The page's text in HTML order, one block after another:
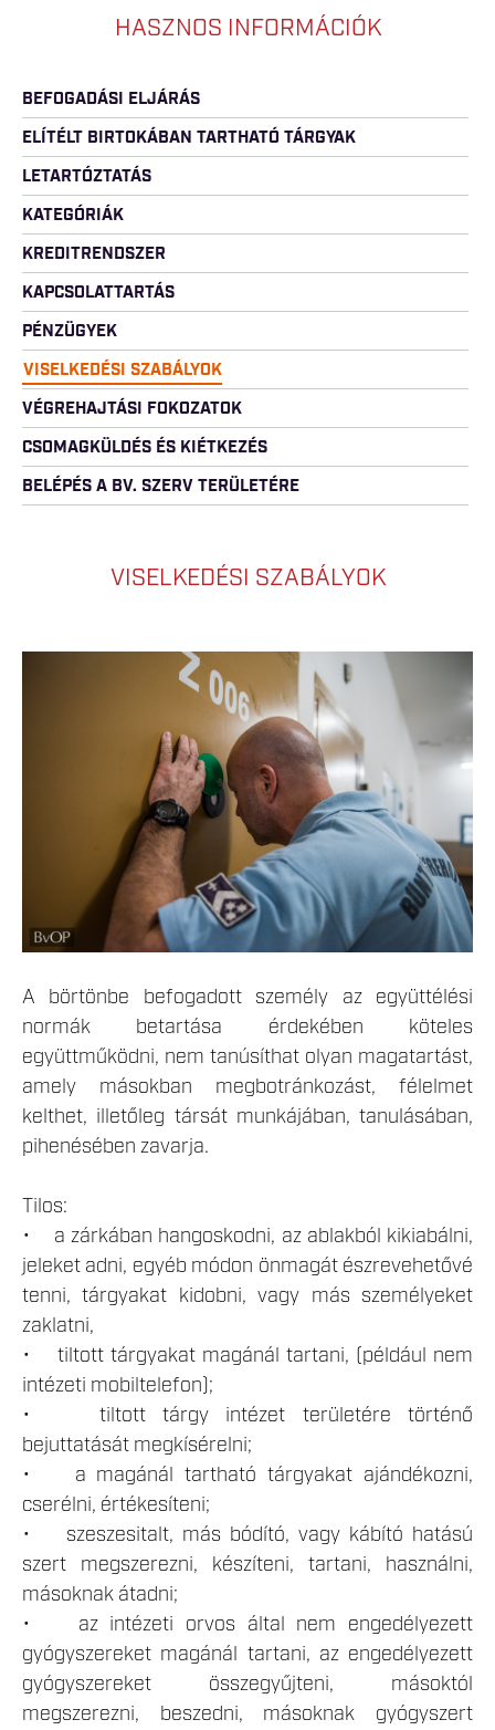
HASZNOS INFORMÁCIÓK
BEFOGADÁSI ELJÁRÁS
ELÍTÉLT BIRTOKÁBAN TARTHATÓ TÁRGYAK
LETARTÓZTATÁS
KATEGÓRIÁK
KREDITRENDSZER
KAPCSOLATTARTÁS
PÉNZÜGYEK
VISELKEDÉSI SZABÁLYOK
VÉGREHAJTÁSI FOKOZATOK
CSOMAGKÜLDÉS ÉS KIÉTKEZÉS
BELÉPÉS A BV. SZERV TERÜLETÉRE
VISELKEDÉSI SZABÁLYOK
TISZALOK_VESZPREM_HONLAP-82
COPY.JPG
A börtönbe befogadott személy az együttélési
normák betartása érdekében köteles
együttműködni, nem tanúsíthat olyan magatartást,
amely másokban megbotránkozást, félelmet
kelthet, illetőleg társát munkájában, tanulásában,
pihenésében zavarja.
Tilos:
• a zárkában hangoskodni, az ablakból kikiabálni,
jeleket adni, egyéb módon önmagát észrevehetővé
tenni, tárgyakat kidobni, vagy más személyeket
zaklatni,
• tiltott tárgyakat magánál tartani, (például nem
intézeti mobiltelefon);
• tiltott tárgy intézet területére történő
bejuttatását megkísérelni;
• a magánál tartható tárgyakat ajándékozni,
cserélni, értékesíteni;
• szeszesitalt, más bódító, vagy kábító hatású
szert megszerezni, készíteni, tartani, használni,
másoknak átadni;
• az intézeti orvos által nem engedélyezett
gyógyszereket magánál tartani, az engedélyezett
gyógyszereket összegyűjteni, másoktól
megszerezni, beszedni, másoknak gyógyszert